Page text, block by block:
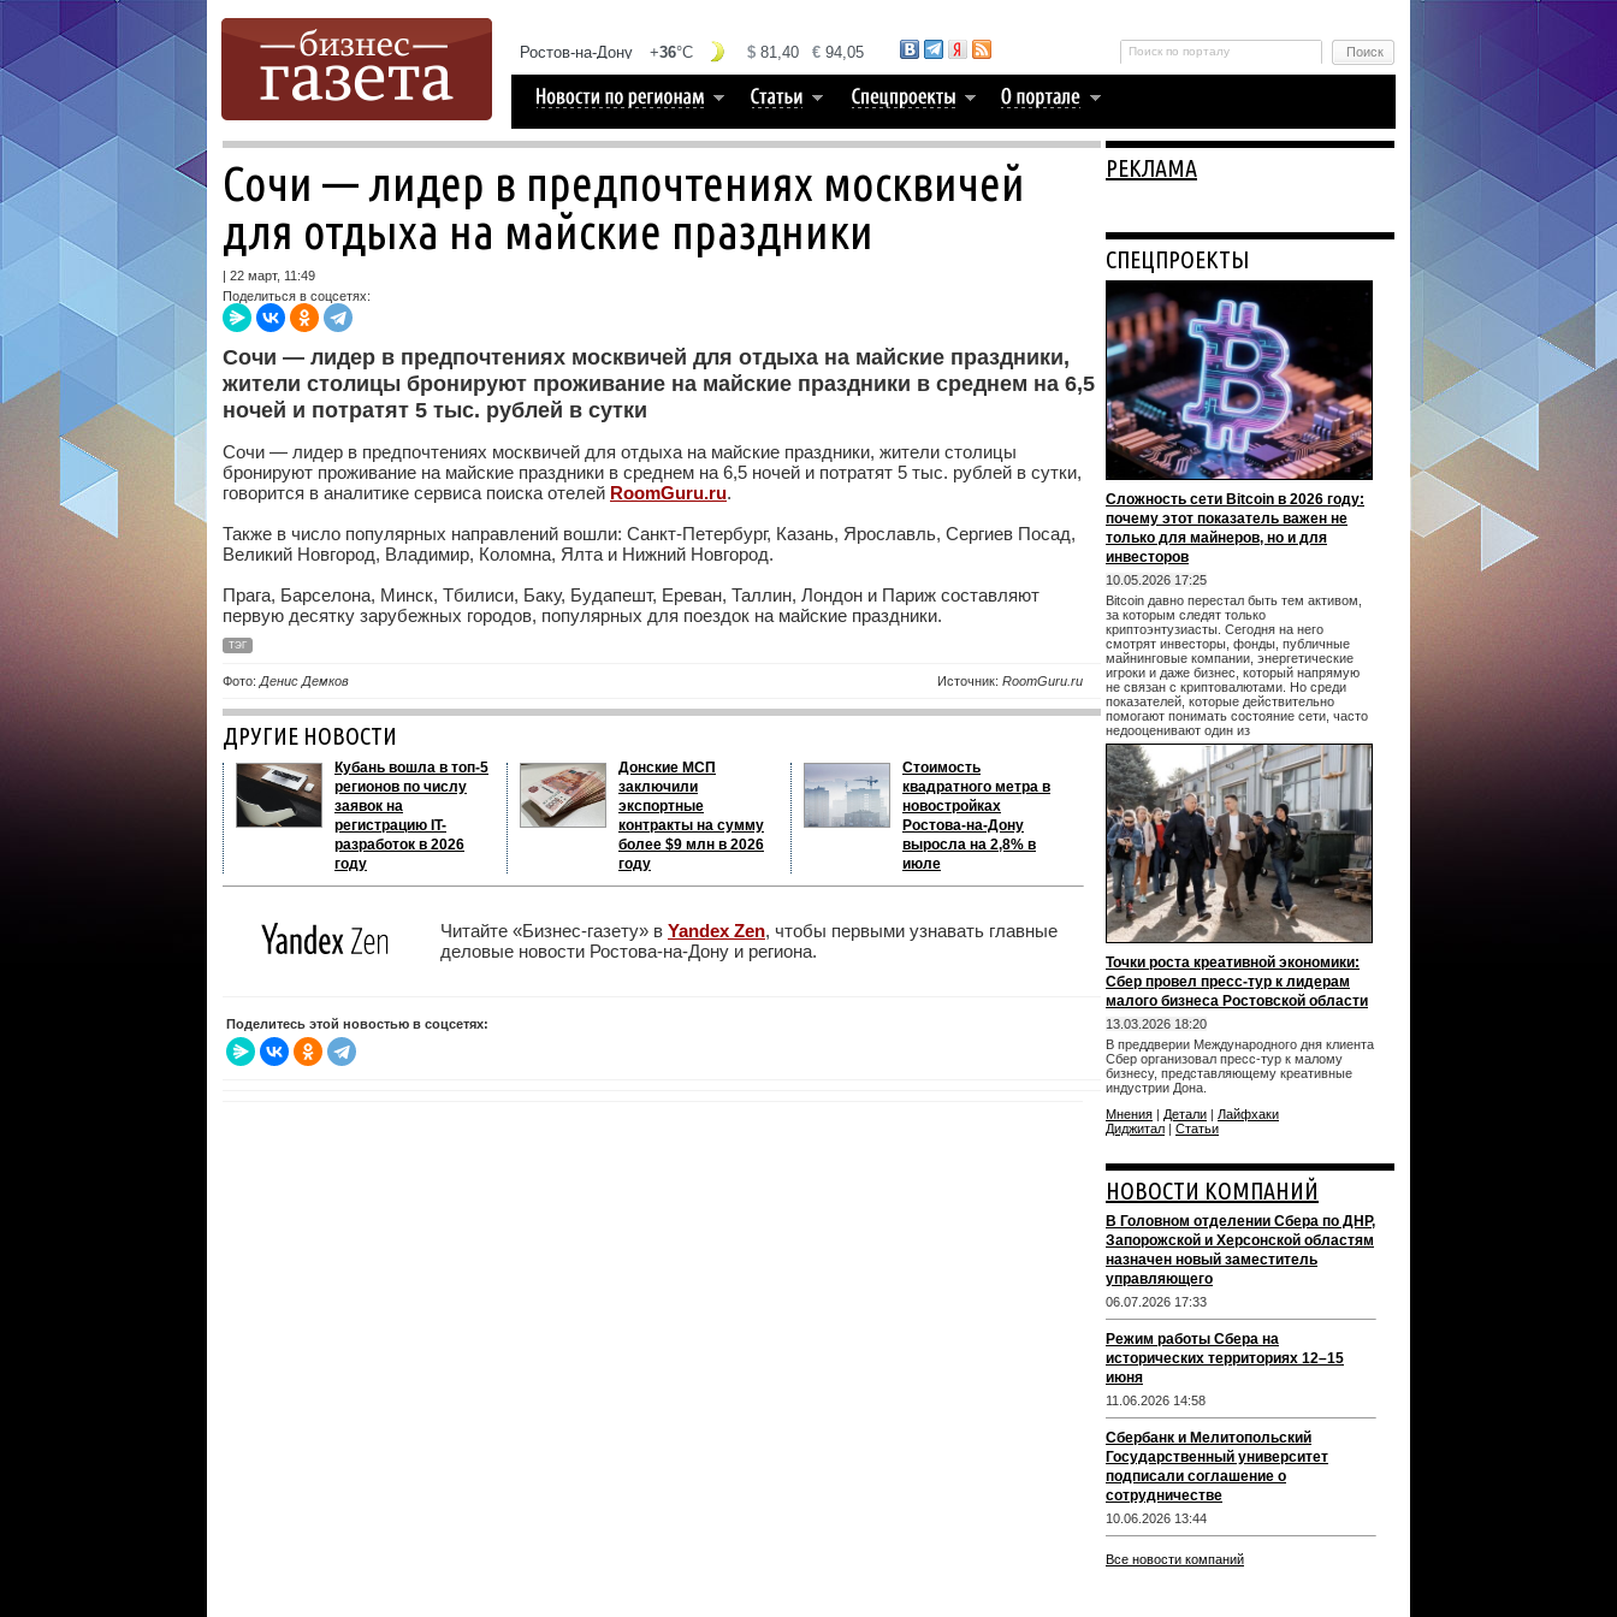
Сочи — лидер в предпочтениях москвичей
для отдыха на майские праздники
| 22 март, 11:49
Поделиться в соцсетях:
Сочи — лидер в предпочтениях москвичей для отдыха на майские праздники,
жители столицы бронируют проживание на майские праздники в среднем на 6,5
ночей и потратят 5 тыс. рублей в сутки
Сочи — лидер в предпочтениях москвичей для отдыха на майские праздники, жители столицы
бронируют проживание на майские праздники в среднем на 6,5 ночей и потратят 5 тыс. рублей в сутки,
говорится в аналитике сервиса поиска отелей RoomGuru.ru.
Также в число популярных направлений вошли: Санкт-Петербург, Казань, Ярославль, Сергиев Посад,
Великий Новгород, Владимир, Коломна, Ялта и Нижний Новгород.
Прага, Барселона, Минск, Тбилиси, Баку, Будапешт, Ереван, Таллин, Лондон и Париж составляют
первую десятку зарубежных городов, популярных для поездок на майские праздники.
ТЭГ
Фото: Денис Демков Источник: RoomGuru.ru
ДРУГИЕ НОВОСТИ
Кубань вошла в топ-5
регионов по числу
заявок на
регистрацию IT-
разработок в 2026
году
Донские МСП
заключили
экспортные
контракты на сумму
более $9 млн в 2026
году
Стоимость
квадратного метра в
новостройках
Ростова-на-Дону
выросла на 2,8% в
июле
Читайте «Бизнес-газету» в Yandex Zen, чтобы первыми узнавать главные
деловые новости Ростова-на-Дону и региона.
Поделитесь этой новостью в соцсетях:
РЕКЛАМА
СПЕЦПРОЕКТЫ
Сложность сети Bitcoin в 2026 году:
почему этот показатель важен не
только для майнеров, но и для
инвесторов
10.05.2026 17:25
Bitcoin давно перестал быть тем активом,
за которым следят только
криптоэнтузиасты. Сегодня на него
смотрят инвесторы, фонды, публичные
майнинговые компании, энергетические
игроки и даже бизнес, который напрямую
не связан с криптовалютами. Но среди
показателей, которые действительно
помогают понимать состояние сети, часто
недооценивают один из
Точки роста креативной экономики:
Сбер провел пресс-тур к лидерам
малого бизнеса Ростовской области
13.03.2026 18:20
В преддверии Международного дня клиента
Сбер организовал пресс-тур к малому
бизнесу, представляющему креативные
индустрии Дона.
Мнения | Детали | Лайфхаки
Диджитал | Статьи
НОВОСТИ КОМПАНИЙ
В Головном отделении Сбера по ДНР,
Запорожской и Херсонской областям
назначен новый заместитель
управляющего
06.07.2026 17:33
Режим работы Сбера на
исторических территориях 12–15
июня
11.06.2026 14:58
Сбербанк и Мелитопольский
Государственный университет
подписали соглашение о
сотрудничестве
10.06.2026 13:44
Все новости компаний